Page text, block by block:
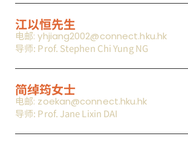
江以恒先生
电邮: yhjiang2002@connect.hku.hk
导师: Prof. Stephen Chi Yung NG
简绰筠女士
电邮: zoekan@connect.hku.hk
导师: Prof. Jane Lixin DAI